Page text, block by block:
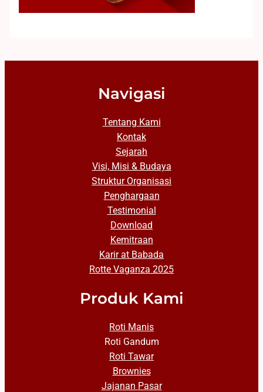
Navigasi
Tentang Kami
Kontak
Sejarah
Visi, Misi & Budaya
Struktur Organisasi
Penghargaan
Testimonial
Download
Kemitraan
Karir at Babada
Rotte Vaganza 2025
Produk Kami
Roti Manis
Roti Gandum
Roti Tawar
Brownies
Jajanan Pasar